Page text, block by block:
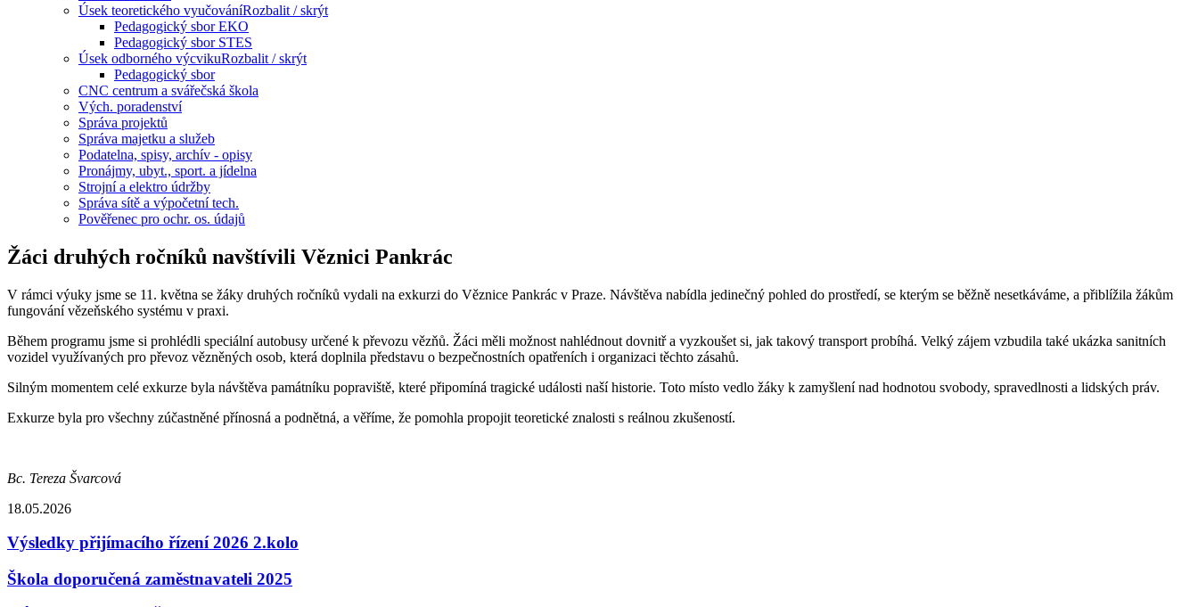
Úsek teoretického vyučováníRozbalit / skrýt
Pedagogický sbor EKO
Pedagogický sbor STES
Úsek odborného výcvikuRozbalit / skrýt
Pedagogický sbor
CNC centrum a svářečská škola
Vých. poradenství
Správa projektů
Správa majetku a služeb
Podatelna, spisy, archív - opisy
Pronájmy, ubyt., sport. a jídelna
Strojní a elektro údržby
Správa sítě a výpočetní tech.
Pověřenec pro ochr. os. údajů
Žáci druhých ročníků navštívili Věznici Pankrác
V rámci výuky jsme se 11. května se žáky druhých ročníků vydali na exkurzi do Věznice Pankrác v Praze. Návštěva nabídla jedinečný pohled do prostředí, se kterým se běžně nesetkáváme, a přiblížila žákům
fungování vězeňského systému v praxi.
Během programu jsme si prohlédli speciální autobusy určené k převozu vězňů. Žáci měli možnost nahlédnout dovnitř a vyzkoušet si, jak takový transport probíhá. Velký zájem vzbudila také ukázka sanitních
vozidel využívaných pro převoz vězněných osob, která doplnila představu o bezpečnostních opatřeních i organizaci těchto zásahů.
Silným momentem celé exkurze byla návštěva památníku popraviště, které připomíná tragické události naší historie. Toto místo vedlo žáky k zamyšlení nad hodnotou svobody, spravedlnosti a lidských práv.
Exkurze byla pro všechny zúčastněné přínosná a podnětná, a věříme, že pomohla propojit teoretické znalosti s reálnou zkušeností.
Bc. Tereza Švarcová
18.05.2026
Výsledky přijímacího řízení 2026 2.kolo
Škola doporučená zaměstnavateli 2025